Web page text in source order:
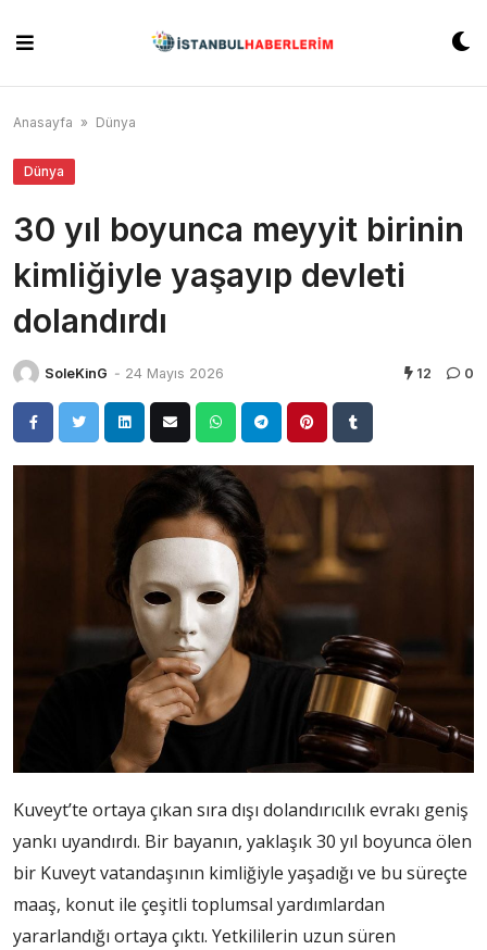
content
Anasayfa » Dünya
Dünya
30 yıl boyunca meyyit birinin
kimliğiyle yaşayıp devleti
dolandırdı
SoleKinG - 24 Mayıs 2026 12 0
Kuveyt’te ortaya çıkan sıra dışı dolandırıcılık evrakı geniş
yankı uyandırdı. Bir bayanın, yaklaşık 30 yıl boyunca ölen
bir Kuveyt vatandaşının kimliğiyle yaşadığı ve bu süreçte
maaş, konut ile çeşitli toplumsal yardımlardan
yararlandığı ortaya çıktı. Yetkililerin uzun süren